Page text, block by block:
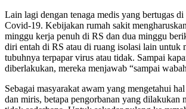
Lain lagi dengan tenaga medis yang bertugas di
Covid-19. Kebijakan rumah sakit
minggu kerja penuh di RS dan dua minggu
diri entah di RS atau di ruang isolasi lain untuk
tubuhnya terpapar virus atau tidak. Sampai
diberlakukan, mereka menjawab “sampai
Sebagai masyarakat awam yang mengetahui
dan miris, betapa pengorbanan yang dilakukan